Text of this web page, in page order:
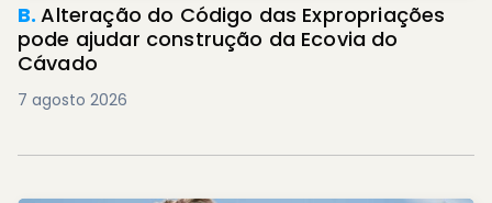
B.Alteração do Código das Expropriações
pode ajudar construção da Ecovia do
Cávado
7 agosto 2026